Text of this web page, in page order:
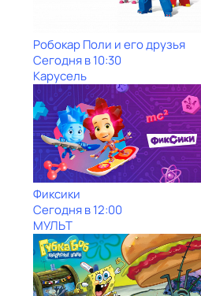
Робокар Поли и его друзья
Сегодня в 10:30
Карусель
Фиксики
Сегодня в 12:00
МУЛЬТ